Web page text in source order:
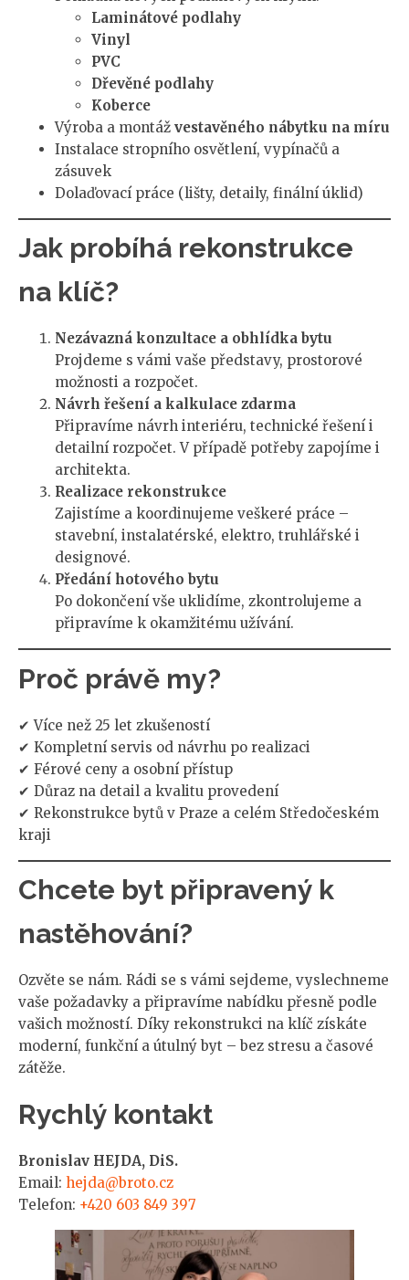
Laminátové podlahy
Vinyl
PVC
Dřevěné podlahy
Koberce
Výroba a montáž vestavěného nábytku na míru
Instalace stropního osvětlení, vypínačů a
zásuvek
Dolaďovací práce (lišty, detaily, finální úklid)
Jak probíhá rekonstrukce
na klíč?
Nezávazná konzultace a obhlídka bytu
Projdeme s vámi vaše představy, prostorové
možnosti a rozpočet.
Návrh řešení a kalkulace zdarma
Připravíme návrh interiéru, technické řešení i
detailní rozpočet. V případě potřeby zapojíme i
architekta.
Realizace rekonstrukce
Zajistíme a koordinujeme veškeré práce –
stavební, instalatérské, elektro, truhlářské i
designové.
Předání hotového bytu
Po dokončení vše uklidíme, zkontrolujeme a
připravíme k okamžitému užívání.
Proč právě my?
✔ Více než 25 let zkušeností
✔ Kompletní servis od návrhu po realizaci
✔ Férové ceny a osobní přístup
✔ Důraz na detail a kvalitu provedení
✔ Rekonstrukce bytů v Praze a celém Středočeském
kraji
Chcete byt připravený k
nastěhování?
Ozvěte se nám. Rádi se s vámi sejdeme, vyslechneme
vaše požadavky a připravíme nabídku přesně podle
vašich možností. Díky rekonstrukci na klíč získáte
moderní, funkční a útulný byt – bez stresu a časové
zátěže.
Rychlý kontakt
Bronislav HEJDA, DiS.
Email: hejda@broto.cz
Telefon: +420 603 849 397